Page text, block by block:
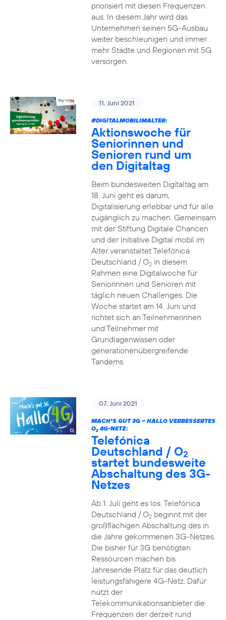
priorisiert mit diesen Frequenzen
aus. In diesem Jahr wird das
Unternehmen seinen 5G-Ausbau
weiter beschleunigen und immer
mehr Städte und Regionen mit 5G
versorgen.
11. Juni 2021
#DIGITALMOBILIMALTER:
Aktionswoche für
Seniorinnen und
Senioren rund um
den Digitaltag
Beim bundesweiten Digitaltag am
18. Juni geht es darum,
Digitalisierung erlebbar und für alle
zugänglich zu machen. Gemeinsam
mit der Stiftung Digitale Chancen
und der Initiative Digital mobil im
Alter veranstaltet Telefónica
Deutschland / O2in diesem
Rahmen eine Digitalwoche für
Seniorinnen und Senioren mit
täglich neuen Challenges. Die
Woche startet am 14. Juni und
richtet sich an Teilnehmerinnen
und Teilnehmer mit
Grundlagenwissen oder
generationenübergreifende
Tandems.
07. Juni 2021
MACH’S GUT 3G – HALLO VERBESSERTES
O24G-NETZ:
Telefónica
Deutschland / O2
startet bundesweite
Abschaltung des 3G-
Netzes
Ab 1. Juli geht es los: Telefónica
Deutschland / O2beginnt mit der
großflächigen Abschaltung des in
die Jahre gekommenen 3G-Netzes.
Die bisher für 3G benötigten
Ressourcen machen bis
Jahresende Platz für das deutlich
leistungsfähigere 4G-Netz. Dafür
nutzt der
Telekommunikationsanbieter die
Frequenzen der derzeit rund